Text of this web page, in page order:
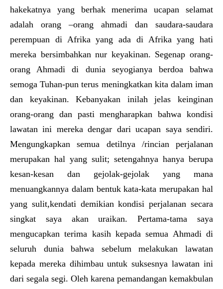
hakekatnya yang berhak menerima ucapan selamat
adalah orang –orang ahmadi dan saudara-saudara
perempuan di Afrika yang ada di Afrika yang hati
mereka bersimbahkan nur keyakinan. Segenap orang-
orang Ahmadi di dunia seyogianya berdoa bahwa
semoga Tuhan-pun terus meningkatkan kita dalam iman
dan keyakinan. Kebanyakan inilah jelas keinginan
orang-orang dan pasti mengharapkan bahwa kondisi
lawatan ini mereka dengar dari ucapan saya sendiri.
Mengungkapkan semua detilnya /rincian perjalanan
merupakan hal yang sulit; setengahnya hanya berupa
kesan-kesan dan gejolak-gejolak yang mana
menuangkannya dalam bentuk kata-kata merupakan hal
yang sulit,kendati demikian kondisi perjalanan secara
singkat saya akan uraikan. Pertama-tama saya
mengucapkan terima kasih kepada semua Ahmadi di
seluruh dunia bahwa sebelum melakukan lawatan
kepada mereka dihimbau untuk suksesnya lawatan ini
dari segala segi. Oleh karena pemandangan kemakbulan